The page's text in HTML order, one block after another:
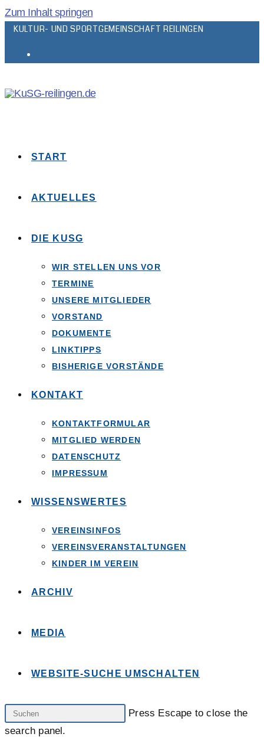
Zum Inhalt springen
KULTUR- UND SPORTGEMEINSCHAFT REILINGEN
START
AKTUELLES
DIE KUSG
WIR STELLEN UNS VOR
TERMINE
UNSERE MITGLIEDER
VORSTAND
DOKUMENTE
LINKTIPPS
BISHERIGE VORSTÄNDE
KONTAKT
KONTAKTFORMULAR
MITGLIED WERDEN
DATENSCHUTZ
IMPRESSUM
WISSENSWERTES
VEREINSINFOS
VEREINSVERANSTALTUNGEN
KINDER IM VEREIN
ARCHIV
MEDIA
WEBSITE-SUCHE UMSCHALTEN
Press Escape to close the
search panel.